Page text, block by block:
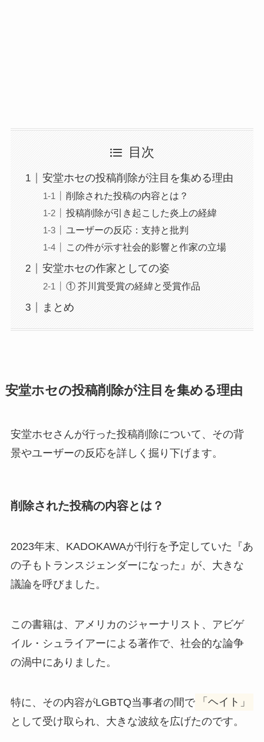
目次
安堂ホセの投稿削除が注目を集める理由
削除された投稿の内容とは？
投稿削除が引き起こした炎上の経緯
ユーザーの反応：支持と批判
この件が示す社会的影響と作家の立場
安堂ホセの作家としての姿
① 芥川賞受賞の経緯と受賞作品
まとめ
安堂ホセの投稿削除が注目を集める理由
安堂ホセさんが行った投稿削除について、その背
景やユーザーの反応を詳しく掘り下げます。
削除された投稿の内容とは？
2023年末、KADOKAWAが刊行を予定していた『あ
の子もトランスジェンダーになった』が、大きな
議論を呼びました。
この書籍は、アメリカのジャーナリスト、アビゲ
イル・シュライアーによる著作で、社会的な論争
の渦中にありました。
特に、その内容がLGBTQ当事者の間で
「ヘイト」
として受け取られ、大きな波紋を広げたのです。